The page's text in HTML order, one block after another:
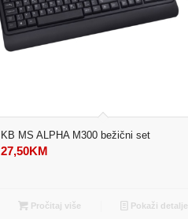
KB MS ALPHA M300 bežični set
27,50KM
Pročitaj više Pokaži detalje